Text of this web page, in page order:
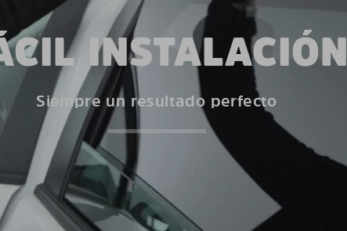
INSTALACIÓN
Siempre un resultado perfecto